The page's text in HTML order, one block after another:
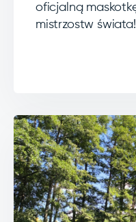
oficjalną
mistrzostw świata!